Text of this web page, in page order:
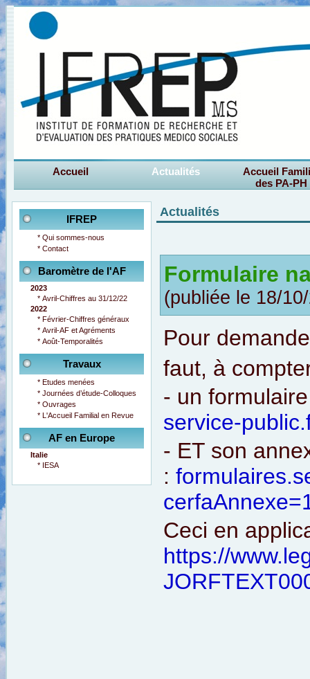
Accueil Actualités
Accueil
des PA-PH
IFREP
* Qui sommes-nous
* Contact
Baromètre de l'AF
2023
* Avril-Chiffres au 31/12/22
2022
* Février-Chiffres généraux
* Avril-AF et Agréments
* Août-Temporalités
Travaux
* Etudes menées
* Journées d’étude-Colloques
* Ouvrages
* L'Accueil Familial en Revue
AF en Europe
Italie
* IESA
Actualités
Formulaire
(publiée le 18/
Pour
faut, à
- un
service-
- ET son
: formulaires.
Ceci en
https://